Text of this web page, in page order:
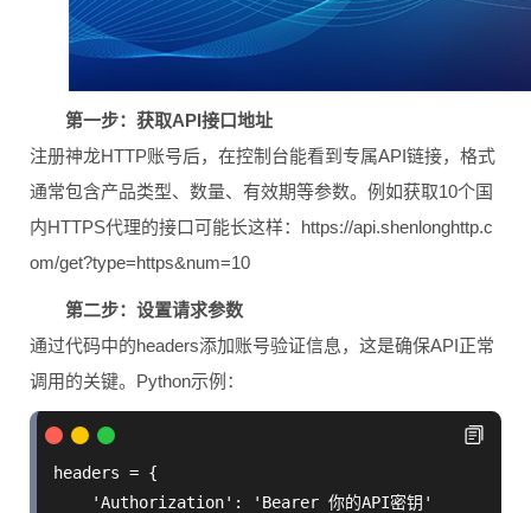
第一步：获取API接口地址
注册神龙HTTP账号后，在控制台能看到专属API链接，格式
通常包含产品类型、数量、有效期等参数。例如获取10个国
内HTTPS代理的接口可能长这样：https://api.shenlonghttp.c
om/get?type=https&num=10
第二步：设置请求参数
通过代码中的headers添加账号验证信息，这是确保API正常
调用的关键。Python示例：
headers = {
    'Authorization': 'Bearer 你的API密钥'